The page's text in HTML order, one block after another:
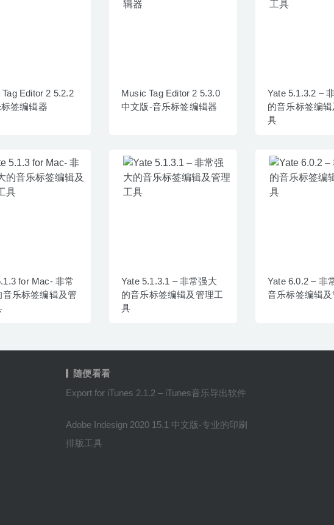
Editor 2 5.2.2
签编辑器
Music Tag Editor 2 5.3.0
中文版-音乐标签编辑器
Yate 5.1.3.2 –
的音乐标签编
具
for Mac- 非常
音乐标签编辑及管
Yate 5.1.3.1 – 非常强大
的音乐标签编辑及管理工
具
Yate 6.0.2 – 非
音乐标签编辑
随便看看
Export for iTunes 2.1.2 – iTunes音乐导出软件
Adobe Indesign 2020 15.1 中文版-专业的印刷
排版工具